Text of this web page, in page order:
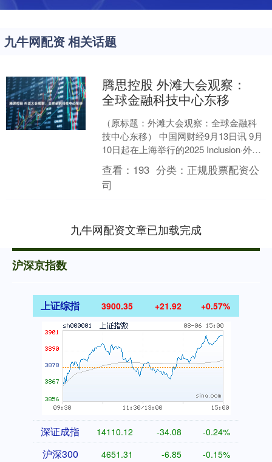
九牛网配资 相关话题
腾思控股 外滩大会观察：
全球金融科技中心东移
（原标题：外滩大会观察：全球金融科
技中心东移） 中国网财经9月13日讯 9月
10日起在上海举行的2025 Inclusion·外滩
大会，再度吸引了全球金融科技行....
查看： 193 分类： 正规股票配资公
司
九牛网配资文章已加载完成
沪深京指数
上证综指 3900.35 +21.92 +0.57%
深证成指 14110.12 -34.08 -0.24%
沪深300 4651.31 -6.85 -0.15%